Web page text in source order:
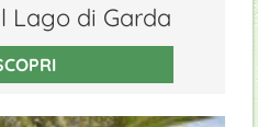
Lago di Garda